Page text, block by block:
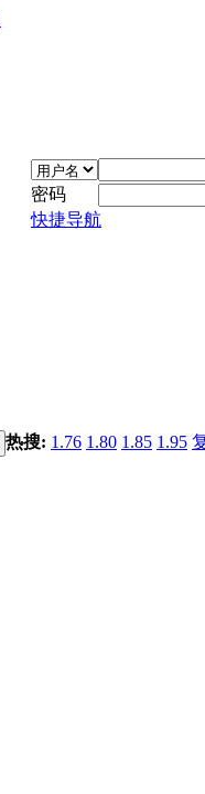
密码
快捷导航
热搜: 1.76 1.80 1.85 1.95